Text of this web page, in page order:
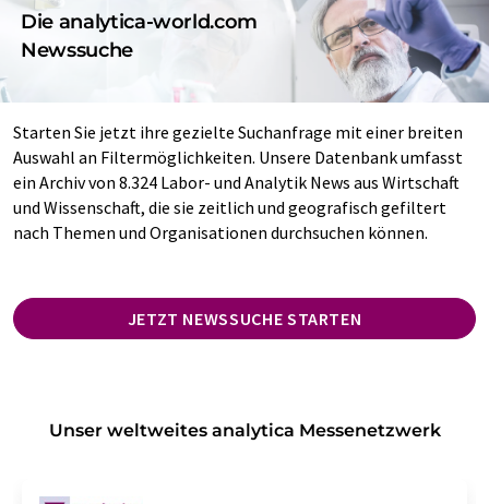
Die analytica-world.com
Newssuche
Starten Sie jetzt ihre gezielte Suchanfrage mit einer breiten
Auswahl an Filtermöglichkeiten. Unsere Datenbank umfasst
ein Archiv von 8.324 Labor- und Analytik News aus Wirtschaft
und Wissenschaft, die sie zeitlich und geografisch gefiltert
nach Themen und Organisationen durchsuchen können.
JETZT NEWSSUCHE STARTEN
Unser weltweites analytica Messenetzwerk